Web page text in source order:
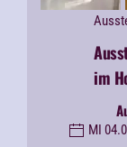
im
MI